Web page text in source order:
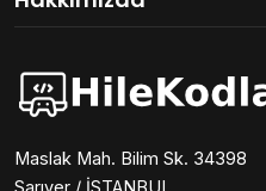
Maslak Mah. Bilim Sk. 34398
Sarıyer / İSTANBUL